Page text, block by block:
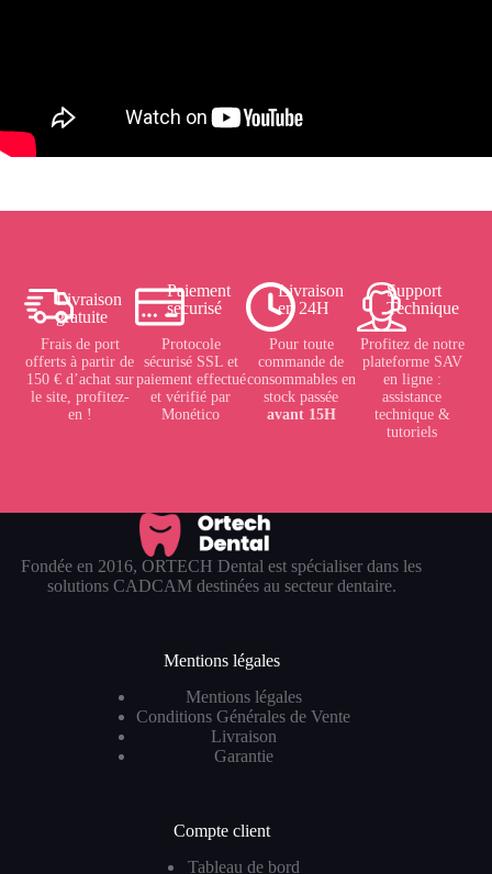
Livraison
gratuite
Frais de port
offerts à partir de
150 € d’achat sur
le site, profitez-
en !
Paiement
sécurisé
Protocole
sécurisé SSL et
paiement effectué
et vérifié par
Monético
Livraison
en 24H
Pour toute
commande de
consommables en
stock passée
avant 15H
Support
Technique
Profitez de notre
plateforme SAV
en ligne :
assistance
technique &
tutoriels
Fondée en 2016, ORTECH Dental est spécialiser dans les
solutions CADCAM destinées au secteur dentaire.
Mentions légales
Mentions légales
Conditions Générales de Vente
Livraison
Garantie
Compte client
Tableau de bord